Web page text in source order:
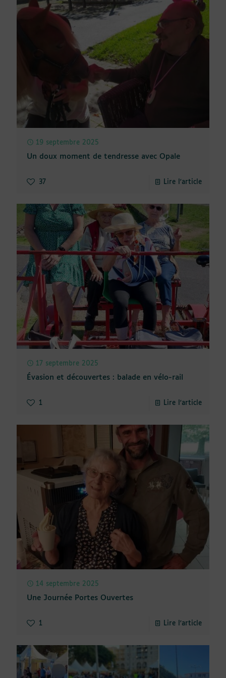
19 septembre 2025
Un doux moment de tendresse avec Opale
37 Lire l'article
17 septembre 2025
Évasion et découvertes : balade en vélo-rail
1 Lire l'article
14 septembre 2025
Une Journée Portes Ouvertes
1 Lire l'article